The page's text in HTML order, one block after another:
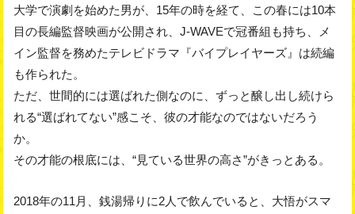
大学で演劇を始めた男が、15年の時を経て、この春には10本
目の長編監督映画が公開され、J-WAVEで冠番組も持ち、メ
イン監督を務めたテレビドラマ『バイプレイヤーズ』は続編
も作られた。
ただ、世間的には選ばれた側なのに、ずっと醸し出し続けら
れる“選ばれてない”感こそ、彼の才能なのではないだろう
か。
その才能の根底には、“見ている世界の高さ”がきっとある。
2018年の11月、銭湯帰りに2人で飲んでいると、大悟がスマ